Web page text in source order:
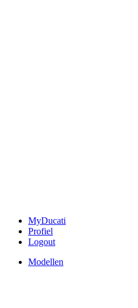
MyDucati
Profiel
Logout
Modellen